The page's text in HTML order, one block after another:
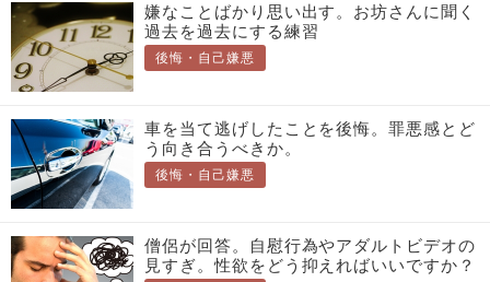
嫌なことばかり思い出す。お坊さんに聞く
過去を過去にする練習
後悔・自己嫌悪
車を当て逃げしたことを後悔。罪悪感とど
う向き合うべきか。
後悔・自己嫌悪
僧侶が回答。自慰行為やアダルトビデオの
見すぎ。性欲をどう抑えればいいですか？